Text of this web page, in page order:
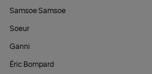
Samsoe Samsoe
Soeur
Ganni
Éric Bompard